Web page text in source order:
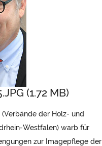
(1.72 MB)
(Verbände der Holz- und
Westfalen) warb für
zur Imagepflege der